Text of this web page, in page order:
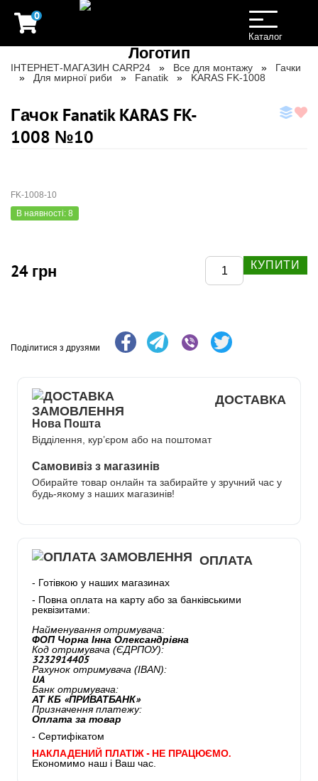
0
Toggle
navigation
Каталог
ІНТЕРНЕТ-МАГАЗИН CARP24 Все для монтажу
Гачки
Для мирної риби
Fanatik KARAS FK-1008
Гачок Fanatik KARAS FK-
1008 №10
FK-1008-10
В наявності: 8
24 грн КУПИТИ
Поділитися з друзями
ДОСТАВКА
Нова Пошта
Відділення, кур’єром або на поштомат
Самовивіз з магазинів
Обирайте товар онлайн та забирайте у зручний час у
будь-якому з наших магазинів!
ОПЛАТА
- Готівкою у наших магазинах
- Повна оплата на карту або за банківськими
реквізитами:
Найменування отримувача:
ФОП Чорна Інна Олександрівна
Код отримувача (ЄДРПОУ):
3232914405
Рахунок отримувача (IBAN):
UA
Банк отримувача:
АТ КБ «ПРИВАТБАНК»
Призначення платежу:
Оплата за товар
- Сертифікатом
НАКЛАДЕНИЙ ПЛАТІЖ - НЕ ПРАЦЮЄМО.
Економимо наш і Ваш час.